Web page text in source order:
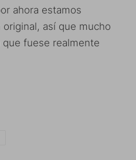
ahora estamos
así que mucho
fuese realmente